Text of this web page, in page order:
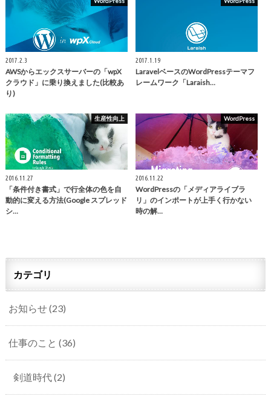
2017.2.3
AWSからエックスサーバーの「wpX
クラウド」に乗り換えました(比較あ
り)
2017.1.19
LaravelベースのWordPressテーマフ
レームワーク「Laraish…
生産性向上
2016.11.27
「条件付き書式」で行全体の色を自
動的に変える方法(Google スプレッド
シ…
WordPress
2016.11.22
WordPressの「メディアライブラ
リ」のインポートが上手く行かない
時の解…
カテゴリ
お知らせ(23)
仕事のこと (36)
剣道時代(2)